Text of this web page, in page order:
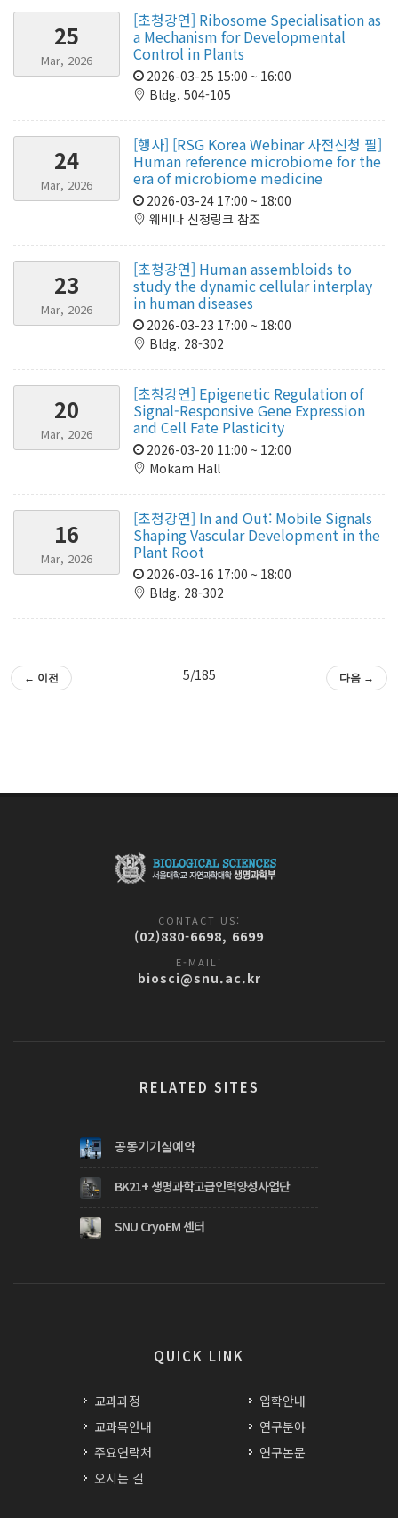
25
Mar, 2026
[초청강연] Ribosome Specialisation as
a Mechanism for Developmental
Control in Plants
2026-03-25 15:00 ~ 16:00
Bldg. 504-105
24
Mar, 2026
[행사] [RSG Korea Webinar 사전신청 필]
Human reference microbiome for the
era of microbiome medicine
2026-03-24 17:00 ~ 18:00
웨비나 신청링크 참조
23
Mar, 2026
[초청강연] Human assembloids to
study the dynamic cellular interplay
in human diseases
2026-03-23 17:00 ~ 18:00
Bldg. 28-302
20
Mar, 2026
[초청강연] Epigenetic Regulation of
Signal-Responsive Gene Expression
and Cell Fate Plasticity
2026-03-20 11:00 ~ 12:00
Mokam Hall
16
Mar, 2026
[초청강연] In and Out: Mobile Signals
Shaping Vascular Development in the
Plant Root
2026-03-16 17:00 ~ 18:00
Bldg. 28-302
← 이전 5/185 다음 →
CONTACT US:
(02)880-6698, 6699
E-MAIL:
biosci@snu.ac.kr
RELATED SITES
공동기기실예약
BK21+ 생명과학고급인력양성사업단
SNU CryoEM 센터
QUICK LINK
교과과정
교과목안내
주요연락처
오시는 길
입학안내
연구분야
연구논문